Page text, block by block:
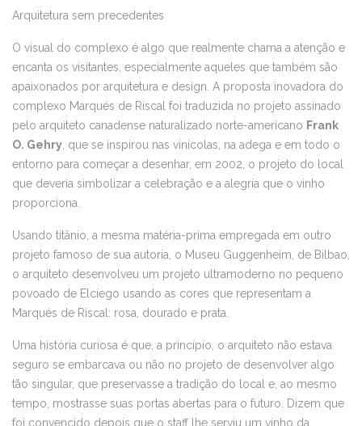
Arquitetura sem precedentes
O visual do complexo é algo que realmente chama a atenção e
encanta os visitantes, especialmente aqueles que também são
apaixonados por arquitetura e design. A proposta inovadora do
complexo Marqués de Riscal foi traduzida no projeto assinado
pelo arquiteto canadense naturalizado norte-americano Frank
O. Gehry , que se inspirou nas vinícolas, na adega e em todo o
entorno para começar a desenhar, em 2002, o projeto do local
que deveria simbolizar a celebração e a alegria que o vinho
proporciona.
Usando titânio, a mesma matéria-prima empregada em outro
projeto famoso de sua autoria, o Museu Guggenheim, de Bilbao,
o arquiteto desenvolveu um projeto ultramoderno no pequeno
povoado de Elciego usando as cores que representam a
Marqués de Riscal: rosa, dourado e prata.
Uma história curiosa é que, a princípio, o arquiteto não estava
seguro se embarcava ou não no projeto de desenvolver algo
tão singular, que preservasse a tradição do local e, ao mesmo
tempo, mostrasse suas portas abertas para o futuro. Dizem que
foi convencido depois que o staff lhe serviu um vinho da